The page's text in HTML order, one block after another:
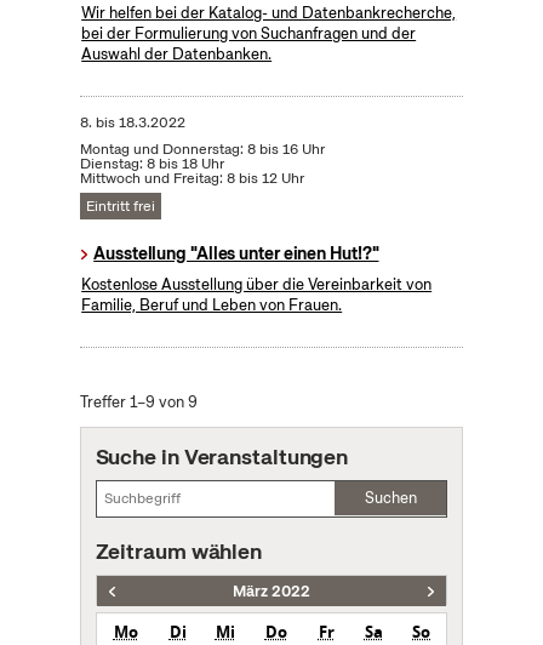
Wir helfen bei der Katalog- und Datenbankrecherche,
bei der Formulierung von Suchanfragen und der
Auswahl der Datenbanken.
8. bis18.3.2022
Montag und Donnerstag: 8 bis 16 Uhr
Dienstag: 8 bis 18 Uhr
Mittwoch und Freitag: 8 bis 12 Uhr
Eintritt frei
Ausstellung "Alles unter einen Hut!?"
Kostenlose Ausstellung über die Vereinbarkeit von
Familie, Beruf und Leben von Frauen.
Treffer 1–9 von 9
Suche in Veranstaltungen
Suchen
Zeitraum wählen
März 2022
Mo Di Mi Do Fr Sa
So